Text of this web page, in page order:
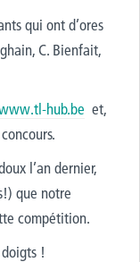
qui ont d’ores
C. Bienfait,
hub.be et,
l’an dernier,
que notre
compétition.
!